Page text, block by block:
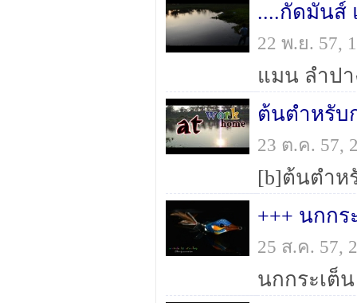
....กัดมันส์
22 พ.ย. 57,
ต้นตำหรับ
23 ต.ค. 57,
+++ นกกร
25 ส.ค. 57,
นกกระเต็